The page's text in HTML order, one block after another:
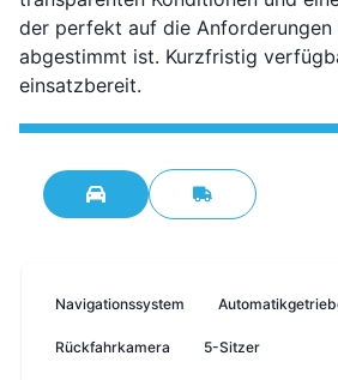
der perfekt auf die Anforderungen
abgestimmt ist. Kurzfristig
einsatzbereit.
Navigationssystem
Rückfahrkamera 5-Sitzer